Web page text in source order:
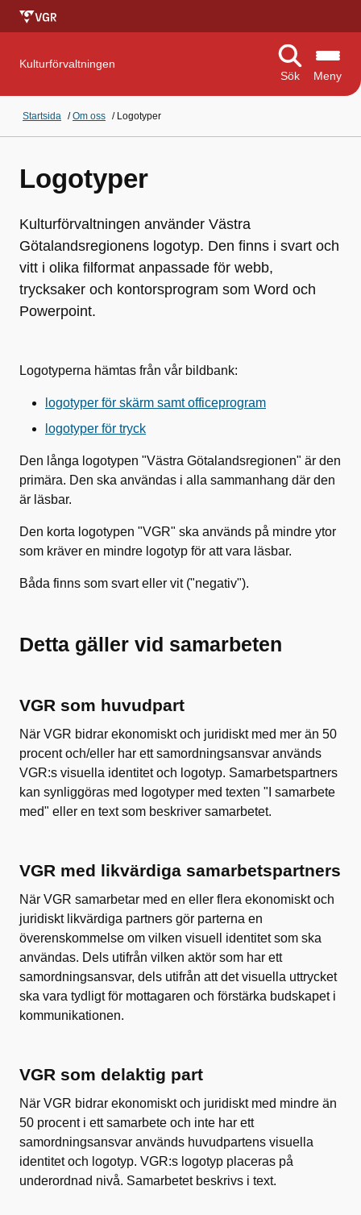
Kulturförvaltningen
Sök
Meny
Startsida /Om oss / Logotyper
Logotyper
Kulturförvaltningen använder Västra
Götalandsregionens logotyp. Den finns i svart och
vitt i olika filformat anpassade för webb,
trycksaker och kontorsprogram som Word och
Powerpoint.
Logotyperna hämtas från vår bildbank:
logotyper för skärm samt officeprogram
logotyper för tryck
Den långa logotypen "Västra Götalandsregionen" är den
primära. Den ska användas i alla sammanhang där den
är läsbar.
Den korta logotypen "VGR" ska används på mindre ytor
som kräver en mindre logotyp för att vara läsbar.
Båda finns som svart eller vit ("negativ").
Detta gäller vid samarbeten
VGR som huvudpart
När VGR bidrar ekonomiskt och juridiskt med mer än 50
procent och/eller har ett samordningsansvar används
VGR:s visuella identitet och logotyp. Samarbetspartners
kan synliggöras med logotyper med texten "I samarbete
med" eller en text som beskriver samarbetet.
VGR med likvärdiga samarbetspartners
När VGR samarbetar med en eller flera ekonomiskt och
juridiskt likvärdiga partners gör parterna en
överenskommelse om vilken visuell identitet som ska
användas. Dels utifrån vilken aktör som har ett
samordningsansvar, dels utifrån att det visuella uttrycket
ska vara tydligt för mottagaren och förstärka budskapet i
kommunikationen.
VGR som delaktig part
När VGR bidrar ekonomiskt och juridiskt med mindre än
50 procent i ett samarbete och inte har ett
samordningsansvar används huvudpartens visuella
identitet och logotyp. VGR:s logotyp placeras på
underordnad nivå. Samarbetet beskrivs i text.